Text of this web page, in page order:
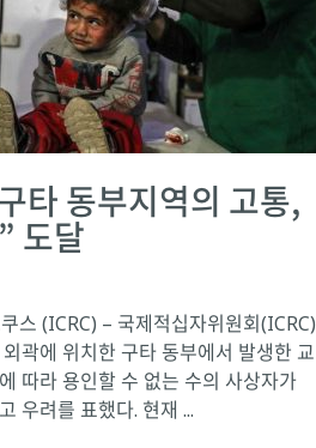
타 동부지역의 고통,
도달
스 (ICRC) – 국제적십자위원회(ICRC)
곽에 위치한 구타 동부에서 발생한 교
따라 용인할 수 없는 수의 사상자가
우려를 표했다. 현재 ...